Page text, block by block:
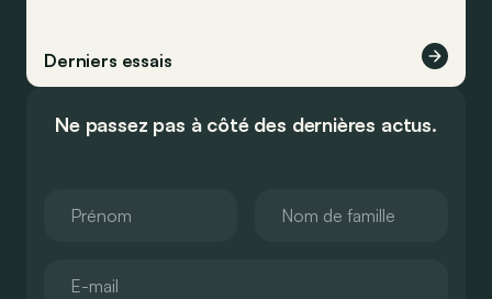
Derniers essais
Ne passez pas à côté des dernières actus.